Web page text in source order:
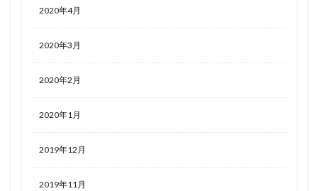
2020年4月
2020年3月
2020年2月
2020年1月
2019年12月
2019年11月